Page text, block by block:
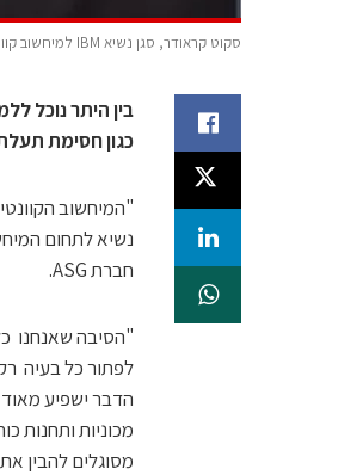
סקוט קראודר, סגן נשיא IBM למיחשוב קוונטי. צילום מסך מתוך ChipEx2021
בין היתר נוכל
כגון חסימת
"המיחשוב
חברת ASG.
"הסיבה שאנחנו
לפתור כל בעיה
הדבר ישפיע
מכוניות ותחנות
מסוגלים להבין